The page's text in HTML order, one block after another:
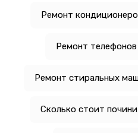
Ремонт
Ремонт
Ремонт стиральных
Сколько стоит